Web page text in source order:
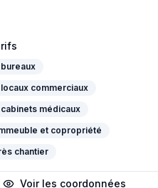
commerciaux
médicaux
et copropriété
chantier
Voir les coordonnées